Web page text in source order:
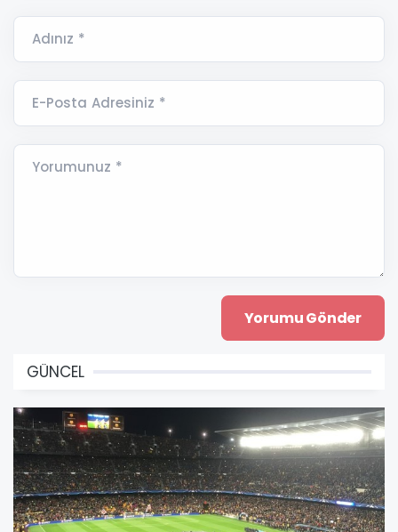
Adınız *
E-Posta Adresiniz *
Yorumunuz *
GÜNCEL